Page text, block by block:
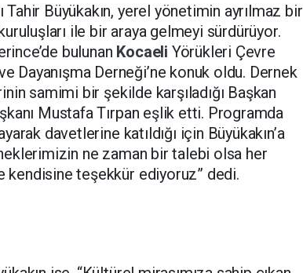
Tahir Büyükakın, yerel yönetimin ayrılmaz bir
ile bir araya gelmeyi sürdürüyor.
bulunan Kocaeli Yörükleri Çevre
Dayanışma Derneği’ne konuk oldu. Dernek
samimi bir şekilde karşıladığı Başkan
Mustafa Tırpan eşlik etti. Programda
davetlerine katıldığı için Büyükakın’a
ne zaman bir talebi olsa her
kendisine teşekkür ediyoruz” dedi.